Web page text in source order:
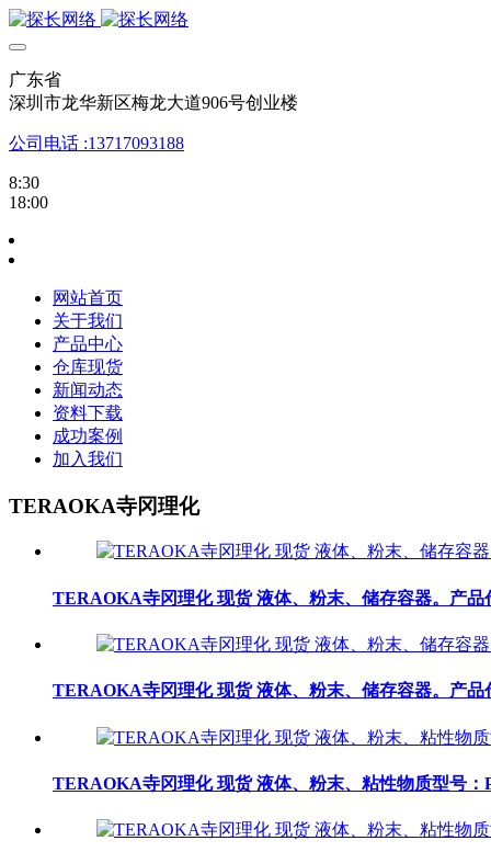
广东省
深圳市龙华新区梅龙大道906号创业楼
公司电话 :13717093188
8:30
18:00
网站首页
关于我们
产品中心
仓库现货
新闻动态
资料下载
成功案例
加入我们
TERAOKA寺冈理化
TERAOKA寺冈理化 现货 液体、粉末、储存容器。产品
TERAOKA寺冈理化 现货 液体、粉末、储存容器。产品
TERAOKA寺冈理化 现货 液体、粉末、粘性物质型号：